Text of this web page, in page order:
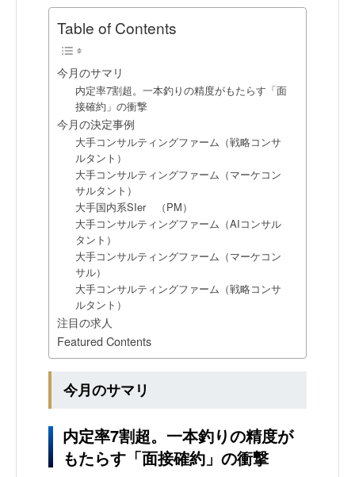
Table of Contents
今月のサマリ
内定率7割超。一本釣りの精度がもたらす「面
接確約」の衝撃
今月の決定事例
大手コンサルティングファーム（戦略コンサ
ルタント）
大手コンサルティングファーム（マーケコン
サルタント）
大手国内系SIer （PM）
大手コンサルティングファーム（AIコンサル
タント）
大手コンサルティングファーム（マーケコン
サル）
大手コンサルティングファーム（戦略コンサ
ルタント）
注目の求人
Featured Contents
今月のサマリ
内定率7割超。一本釣りの精度が
もたらす「面接確約」の衝撃